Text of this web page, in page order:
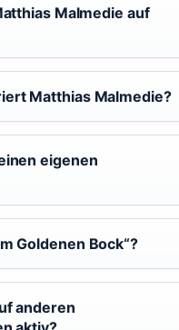
Malmedie auf
Matthias Malmedie?
eigenen
Goldenen Bock“?
anderen